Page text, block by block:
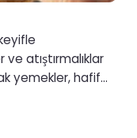
atıştırmalıklar
yemekler, hafif
esinlenilmiş